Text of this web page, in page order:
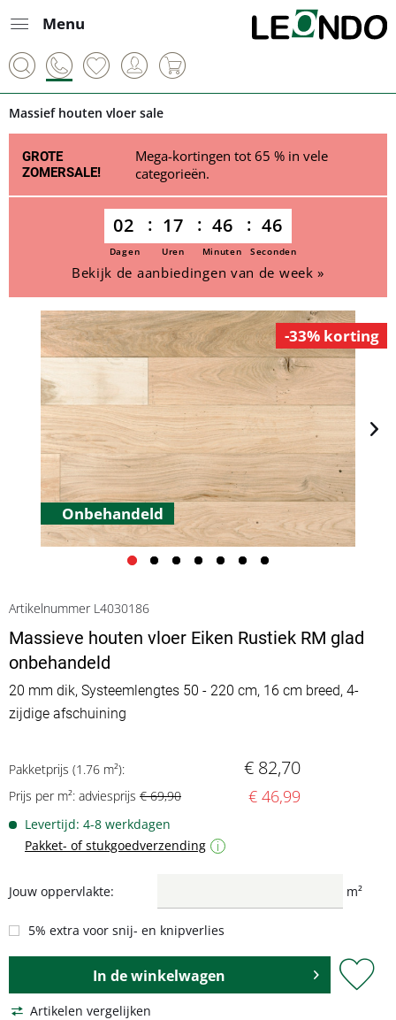
Menu
Massief houten vloer sale
GROTE
ZOMERSALE!
Mega-kortingen tot 65 % in vele
categorieën.
02 17 46 45
Dagen Uren Minuten Seconden
Bekijk de aanbiedingen van de week »
-33% korting
Onbehandeld
Artikelnummer L4030186
Massieve houten vloer Eiken Rustiek RM glad
onbehandeld
20 mm dik, Systeemlengtes 50 - 220 cm, 16 cm breed, 4-
zijdige afschuining
Pakketprijs (1.76 m²): € 82,70
Prijs per m²: adviesprijs € 69,90 € 46,99
Levertijd: 4-8 werkdagen
Pakket- of stukgoedverzending
i
Jouw oppervlakte: m²
5% extra voor snij- en knipverlies
In dewinkelwagen
Artikelen vergelijken